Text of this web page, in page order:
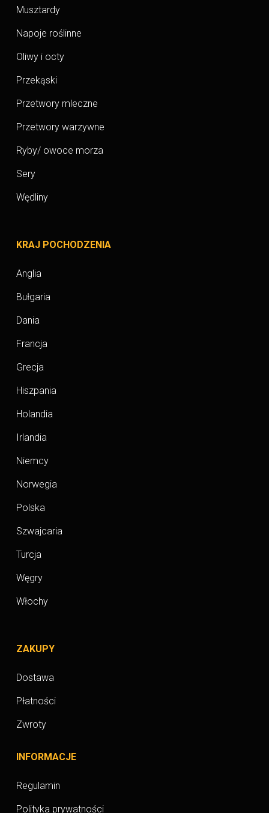
Musztardy
Napoje roślinne
Oliwy i octy
Przekąski
Przetwory mleczne
Przetwory warzywne
Ryby/ owoce morza
Sery
Wędliny
KRAJ POCHODZENIA
Anglia
Bułgaria
Dania
Francja
Grecja
Hiszpania
Holandia
Irlandia
Niemcy
Norwegia
Polska
Szwajcaria
Turcja
Węgry
Włochy
ZAKUPY
Dostawa
Płatności
Zwroty
INFORMACJE
Regulamin
Polityka prywatności